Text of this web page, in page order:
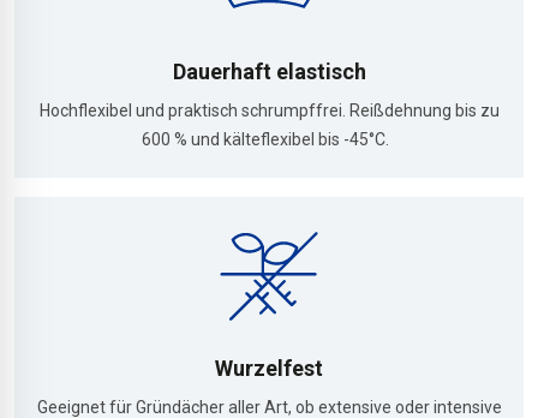
Dauerhaft elastisch
Hochflexibel und praktisch schrumpffrei. Reißdehnung bis zu
600 % und kälteflexibel bis -45°C.
Wurzelfest
Geeignet für Gründächer aller Art, ob extensive oder intensive